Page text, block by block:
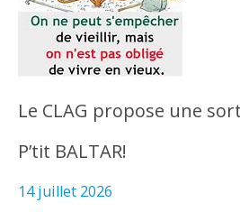
Le CLAG propose une
P’tit BALTAR!
14 juillet 2026